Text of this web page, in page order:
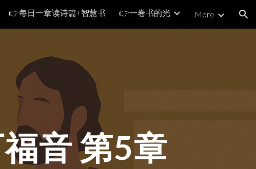
👉每日一章读诗篇+智慧书 👉一卷书的光 More
音 第5章